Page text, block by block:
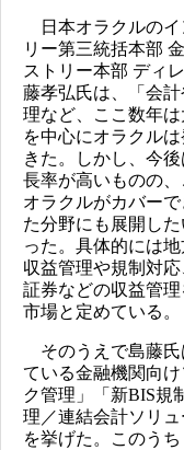
日本オラクルのイ
リー第三統括本部
ストリー本部 ディ
藤孝弘氏は、「会
理など、ここ数年
を中心にオラクル
きた。しかし、今
長率が高いものの
オラクルがカバーで
た分野にも展開し
った。具体的には
収益管理や規制対応
証券などの収益管
市場と定めている。
そのうえで島藤氏
ている金融機関向
ク管理」「新BIS規
理／連結会計ソリュ
を挙げた。このう